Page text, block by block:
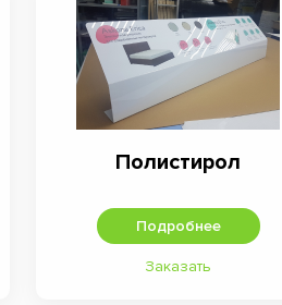
Полистирол
Подробнее
Заказать